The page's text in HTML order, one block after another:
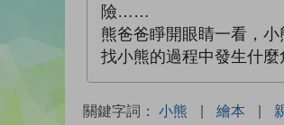
險……
熊爸爸睜開眼睛一看，
找小熊的過程中發生什
關鍵字詞： 小熊 | 繪本 |